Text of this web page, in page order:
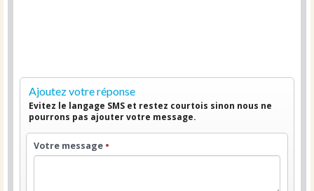
Ajoutez votre réponse
Evitez le langage SMS et restez courtois sinon nous ne
pourrons pas ajouter votre message.
Votre message •